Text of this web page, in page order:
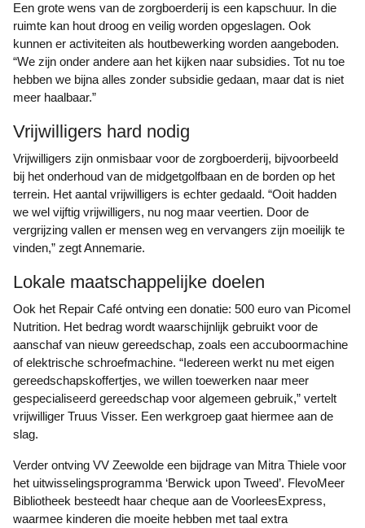
Een grote wens van de zorgboerderij is een kapschuur. In die
ruimte kan hout droog en veilig worden opgeslagen. Ook
kunnen er activiteiten als houtbewerking worden aangeboden.
“We zijn onder andere aan het kijken naar subsidies. Tot nu toe
hebben we bijna alles zonder subsidie gedaan, maar dat is niet
meer haalbaar.”
Vrijwilligers hard nodig
Vrijwilligers zijn onmisbaar voor de zorgboerderij, bijvoorbeeld
bij het onderhoud van de midgetgolfbaan en de borden op het
terrein. Het aantal vrijwilligers is echter gedaald. “Ooit hadden
we wel vijftig vrijwilligers, nu nog maar veertien. Door de
vergrijzing vallen er mensen weg en vervangers zijn moeilijk te
vinden,” zegt Annemarie.
Lokale maatschappelijke doelen
Ook het Repair Café ontving een donatie: 500 euro van Picomel
Nutrition. Het bedrag wordt waarschijnlijk gebruikt voor de
aanschaf van nieuw gereedschap, zoals een accuboormachine
of elektrische schroefmachine. “Iedereen werkt nu met eigen
gereedschapskoffertjes, we willen toewerken naar meer
gespecialiseerd gereedschap voor algemeen gebruik,” vertelt
vrijwilliger Truus Visser. Een werkgroep gaat hiermee aan de
slag.
Verder ontving VV Zeewolde een bijdrage van Mitra Thiele voor
het uitwisselingsprogramma ‘Berwick upon Tweed’. FlevoMeer
Bibliotheek besteedt haar cheque aan de VoorleesExpress,
waarmee kinderen die moeite hebben met taal extra